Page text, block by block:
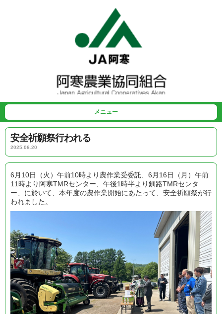
メニュー
安全祈願祭行われる
2025.06.20
6月10日（火）午前10時より農作業受委託、6月16日（月）午前
11時より阿寒TMRセンター、午後1時半より釧路TMRセンタ
ー、に於いて、本年度の農作業開始にあたって、安全祈願祭が行
われました。